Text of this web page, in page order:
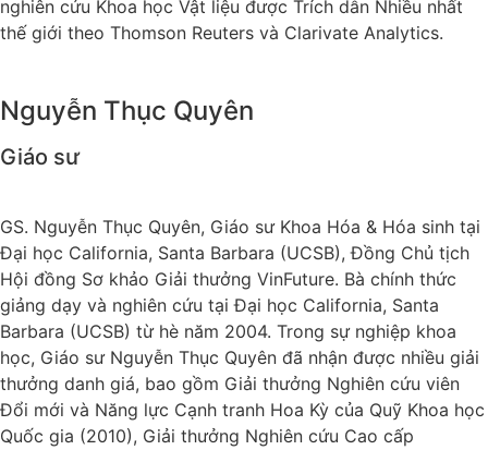
nghiên cứu Khoa học Vật liệu được Trích dẫn Nhiều nhất
thế giới theo Thomson Reuters và Clarivate Analytics.
Nguyễn Thục Quyên
Giáo sư
GS. Nguyễn Thục Quyên, Giáo sư Khoa Hóa & Hóa sinh tại
Đại học California, Santa Barbara (UCSB), Đồng Chủ tịch
Hội đồng Sơ khảo Giải thưởng VinFuture. Bà chính thức
giảng dạy và nghiên cứu tại Đại học California, Santa
Barbara (UCSB) từ hè năm 2004. Trong sự nghiệp khoa
học, Giáo sư Nguyễn Thục Quyên đã nhận được nhiều giải
thưởng danh giá, bao gồm Giải thưởng Nghiên cứu viên
Đổi mới và Năng lực Cạnh tranh Hoa Kỳ của Quỹ Khoa học
Quốc gia (2010), Giải thưởng Nghiên cứu Cao cấp